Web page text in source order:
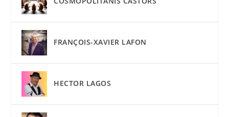
FRANÇOIS-XAVIER LAFON
HECTOR LAGOS